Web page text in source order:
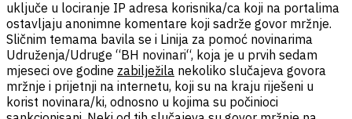
uključe u lociranje IP adresa korisnika/ca koji na portalima
ostavljaju anonimne komentare koji sadrže govor mržnje.
Sličnim temama bavila se i Linija za pomoć novinarima
Udruženja/Udruge “BH novinari“, koja je u prvih sedam
mjeseci ove godine zabilježila nekoliko slučajeva govora
mržnje i prijetnji na internetu, koji su na kraju riješeni u
korist novinara/ki, odnosno u kojima su počinioci